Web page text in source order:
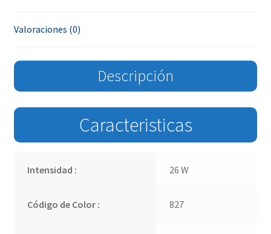
Valoraciones (0)
Descripción
Caracteristicas
Intensidad : 26 W
Código de Color : 827